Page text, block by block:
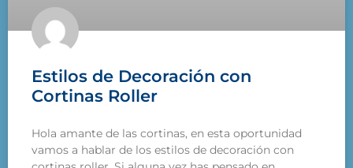
Estilos de Decoración con
Cortinas Roller
Hola amante de las cortinas, en esta oportunidad
vamos a hablar de los estilos de decoración con